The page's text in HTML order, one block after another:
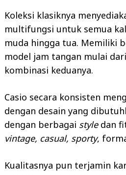
Koleksi klasiknya
multifungsi untuk semua
muda hingga tua. Memiliki
model jam tangan mulai
kombinasi keduanya.
Casio secara konsisten
dengan desain yang
dengan berbagai styledan
vintage, casual, sporty,
Kualitasnya pun terjamin